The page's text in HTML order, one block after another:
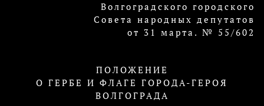
Волгоградского городского
Совета народных депутатов
от 31 марта. № 55/602
ПОЛОЖЕНИЕ
О ГЕРБЕ И ФЛАГЕ ГОРОДА-ГЕРОЯ
ВОЛГОГРАДА